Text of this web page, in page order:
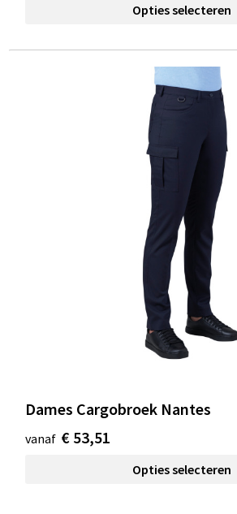
Opties selecteren
Dames Cargobroek Nantes
vanaf € 53,51
Opties selecteren